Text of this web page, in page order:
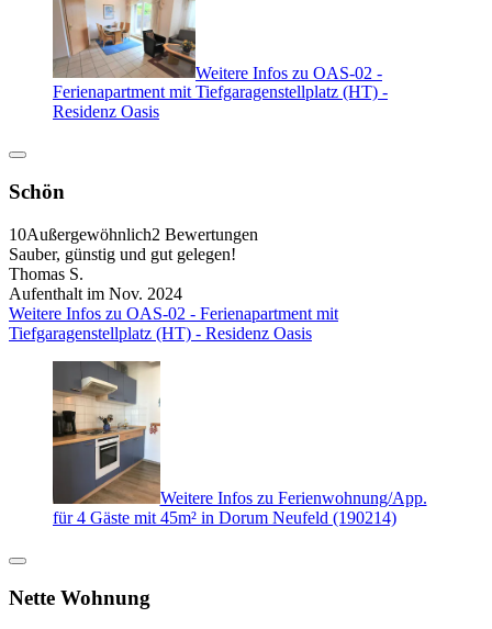
Weitere Infos zu OAS-02 -
Ferienapartment mit Tiefgaragenstellplatz (HT) -
Residenz Oasis
Schön
10Außergewöhnlich2 Bewertungen
Sauber, günstig und gut gelegen!
Thomas S.
Aufenthalt im Nov. 2024
Weitere Infos zu OAS-02 - Ferienapartment mit
Tiefgaragenstellplatz (HT) - Residenz Oasis
Weitere Infos zu Ferienwohnung/App.
für 4 Gäste mit 45m² in Dorum Neufeld (190214)
Nette Wohnung